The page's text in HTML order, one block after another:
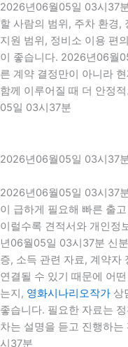
2026년06월05일 03시37
할 사람의 범위, 주차 환경,
지원 범위, 정비소 이용 편
이 좋습니다. 2026년06월
른 계약 결정만이 아니라
함께 이루어질 때 더 안정
05일 03시37분
2026년06월05일 03시37
2026년06월05일 03시37
이 급하게 필요해 빠른 출
이럴수록 견적서와 개인정
년06월05일 03시37분 신
증, 소득 관련 자료, 계약자
연결될 수 있기 때문에 어
는지, 영화시나리오작가 상
좋습니다. 필요한 자료는
차는 설명을 듣고 진행하
시37분